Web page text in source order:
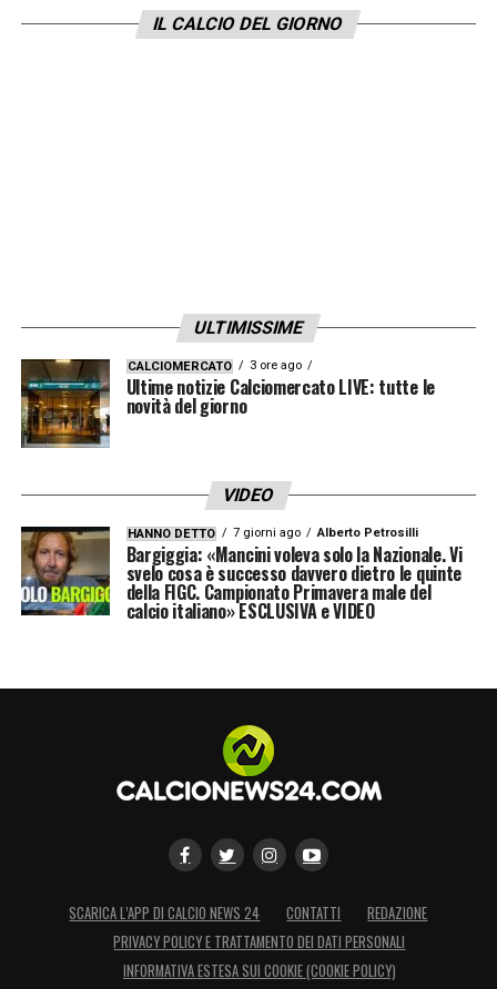
IL CALCIO DEL GIORNO
ULTIMISSIME
CALCIOMERCATO 3 ore ago
Ultime notizie Calciomercato LIVE: tutte le
novità del giorno
VIDEO
HANNO DETTO 7 giorni ago Alberto Petrosilli
Bargiggia: «Mancini voleva solo la Nazionale. Vi
svelo cosa è successo davvero dietro le quinte
della FIGC. Campionato Primavera male del
calcio italiano» ESCLUSIVA e VIDEO
SCARICA L’APP DI CALCIO NEWS 24 CONTATTI
REDAZIONE
PRIVACY POLICY E TRATTAMENTO DEI DATI PERSONALI
INFORMATIVA ESTESA SUI COOKIE (COOKIE POLICY)